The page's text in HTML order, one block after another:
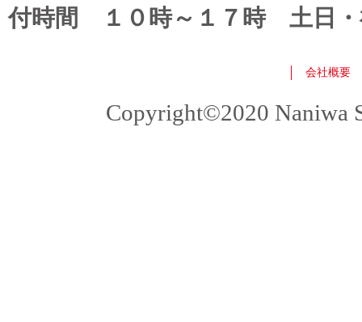
付時間 １０時～１７時 土日・
会社概要
Copyright©2020 Naniwa